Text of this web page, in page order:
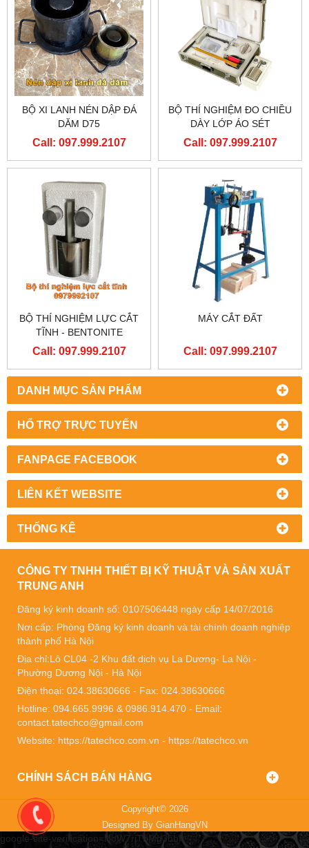
DANH MỤC SẢN PHẨM
HỔ TRỢ TRỰC TUYẾN
FANPAGE FACEBOOK
LIÊN KẾT WEBSITE
THỐNG KÊ
BỘ XI LANH NÉN DẬP ĐÁ
DĂM D75
Call: 097.999.2107
BỘ THÍ NGHIỆM ĐO CHIỀU
DÀY LỚP ÁO SÉT
Call: 097.999.2107
BỘ THÍ NGHIỆM LỰC CẮT
TĨNH - BENTONITE
Call: 097.999.2107
MÁY CẮT ĐẤT
Call: 097.999.2107
CÔNG TY TNHH THIẾT BỊ KỸ THUẬT VÀ SẢN XUẤT
TRUNG ANH
Đăng ký kinh doanh số: 0107506448 ngày cấp 14/07/2016
Nơi cấp: Phòng Đăng ký kinh doanh và tài chính doanh nghiệp
thành phố Hà Nội
Địa chỉ:Lô CL04 -2 Khu đất dịch vụ La Dương- La Nội -
Phường Dương Nội - Hà Nội
Điện thoại: 024.38630666 - Fax: 024.38630666
Hotline: 094.665.9996 & 0986.914.470 - Email:
contact.tatechco@gmail.com
Website: https://tatechco.com.vn - https://tatechco.vn
CHÍNH SÁCH BÁN HÀNG
Copyright© 2026
Designed By GianHangVN
google-site-verification=HoW7rjTbMg3hbI-